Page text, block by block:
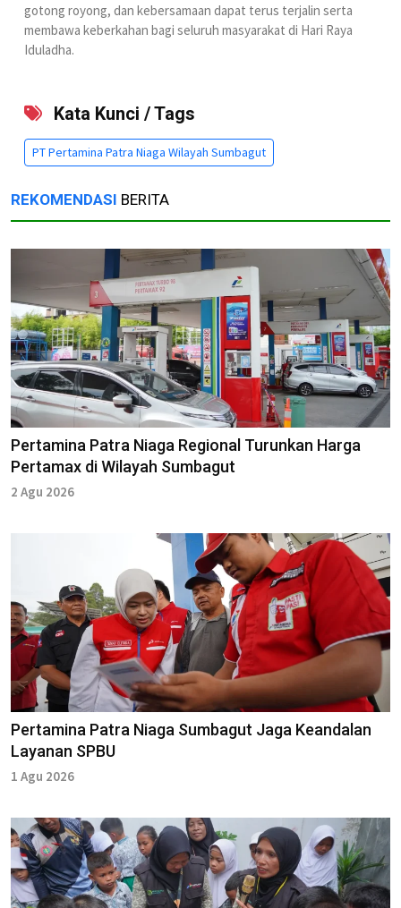
gotong royong, dan kebersamaan dapat terus terjalin serta
membawa keberkahan bagi seluruh masyarakat di Hari Raya
Iduladha.
Kata Kunci / Tags
PT Pertamina Patra Niaga Wilayah Sumbagut
REKOMENDASI BERITA
Pertamina Patra Niaga Regional Turunkan Harga
Pertamax di Wilayah Sumbagut
2 Agu 2026
Pertamina Patra Niaga Sumbagut Jaga Keandalan
Layanan SPBU
1 Agu 2026